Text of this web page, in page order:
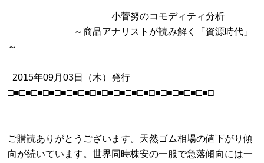
小菅努のコモディティ分析
～商品アナリストが読み解く「資源時代」
～
□■□■□■□■□■□■□■□■□■□■□■□■□■□■□■□■□■□
ご購読ありがとうございます。天然ゴム相場の値下がり傾
向が続いています。世界同時株安の一服で急落傾向には一